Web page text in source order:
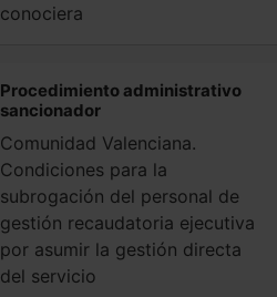
conociera
Procedimiento administrativo
sancionador
Comunidad Valenciana.
Condiciones para la
subrogación del personal de
gestión recaudatoria ejecutiva
por asumir la gestión directa
del servicio